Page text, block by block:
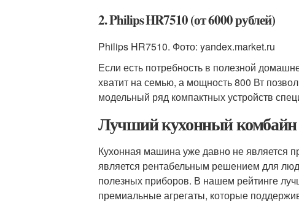
2. Philips HR7510 (от 6000 рублей)
Philips HR7510. Фото: yandex.market.ru
Если есть потребность в полезной
хватит на семью, а мощность 800 Вт
модельный ряд компактных устройств
Лучший кухонный комбайн
Кухонная машина уже давно не является
является рентабельным решением для
полезных приборов. В нашем рейтинге
премиальные агрегаты, которые